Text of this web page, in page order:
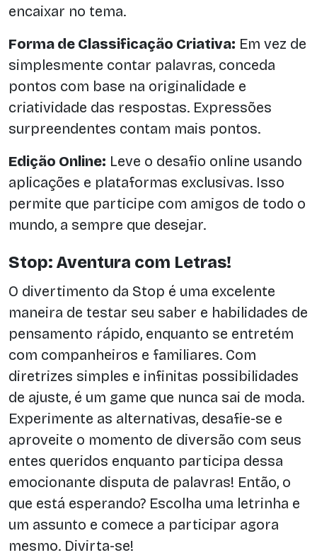
encaixar no tema.
Forma de Classificação Criativa: Em vez de
simplesmente contar palavras, conceda
pontos com base na originalidade e
criatividade das respostas. Expressões
surpreendentes contam mais pontos.
Edição Online: Leve o desafio online usando
aplicações e plataformas exclusivas. Isso
permite que participe com amigos de todo o
mundo, a sempre que desejar.
Stop: Aventura com Letras!
O divertimento da Stop é uma excelente
maneira de testar seu saber e habilidades de
pensamento rápido, enquanto se entretém
com companheiros e familiares. Com
diretrizes simples e infinitas possibilidades
de ajuste, é um game que nunca sai de moda.
Experimente as alternativas, desafie-se e
aproveite o momento de diversão com seus
entes queridos enquanto participa dessa
emocionante disputa de palavras! Então, o
que está esperando? Escolha uma letrinha e
um assunto e comece a participar agora
mesmo. Divirta-se!